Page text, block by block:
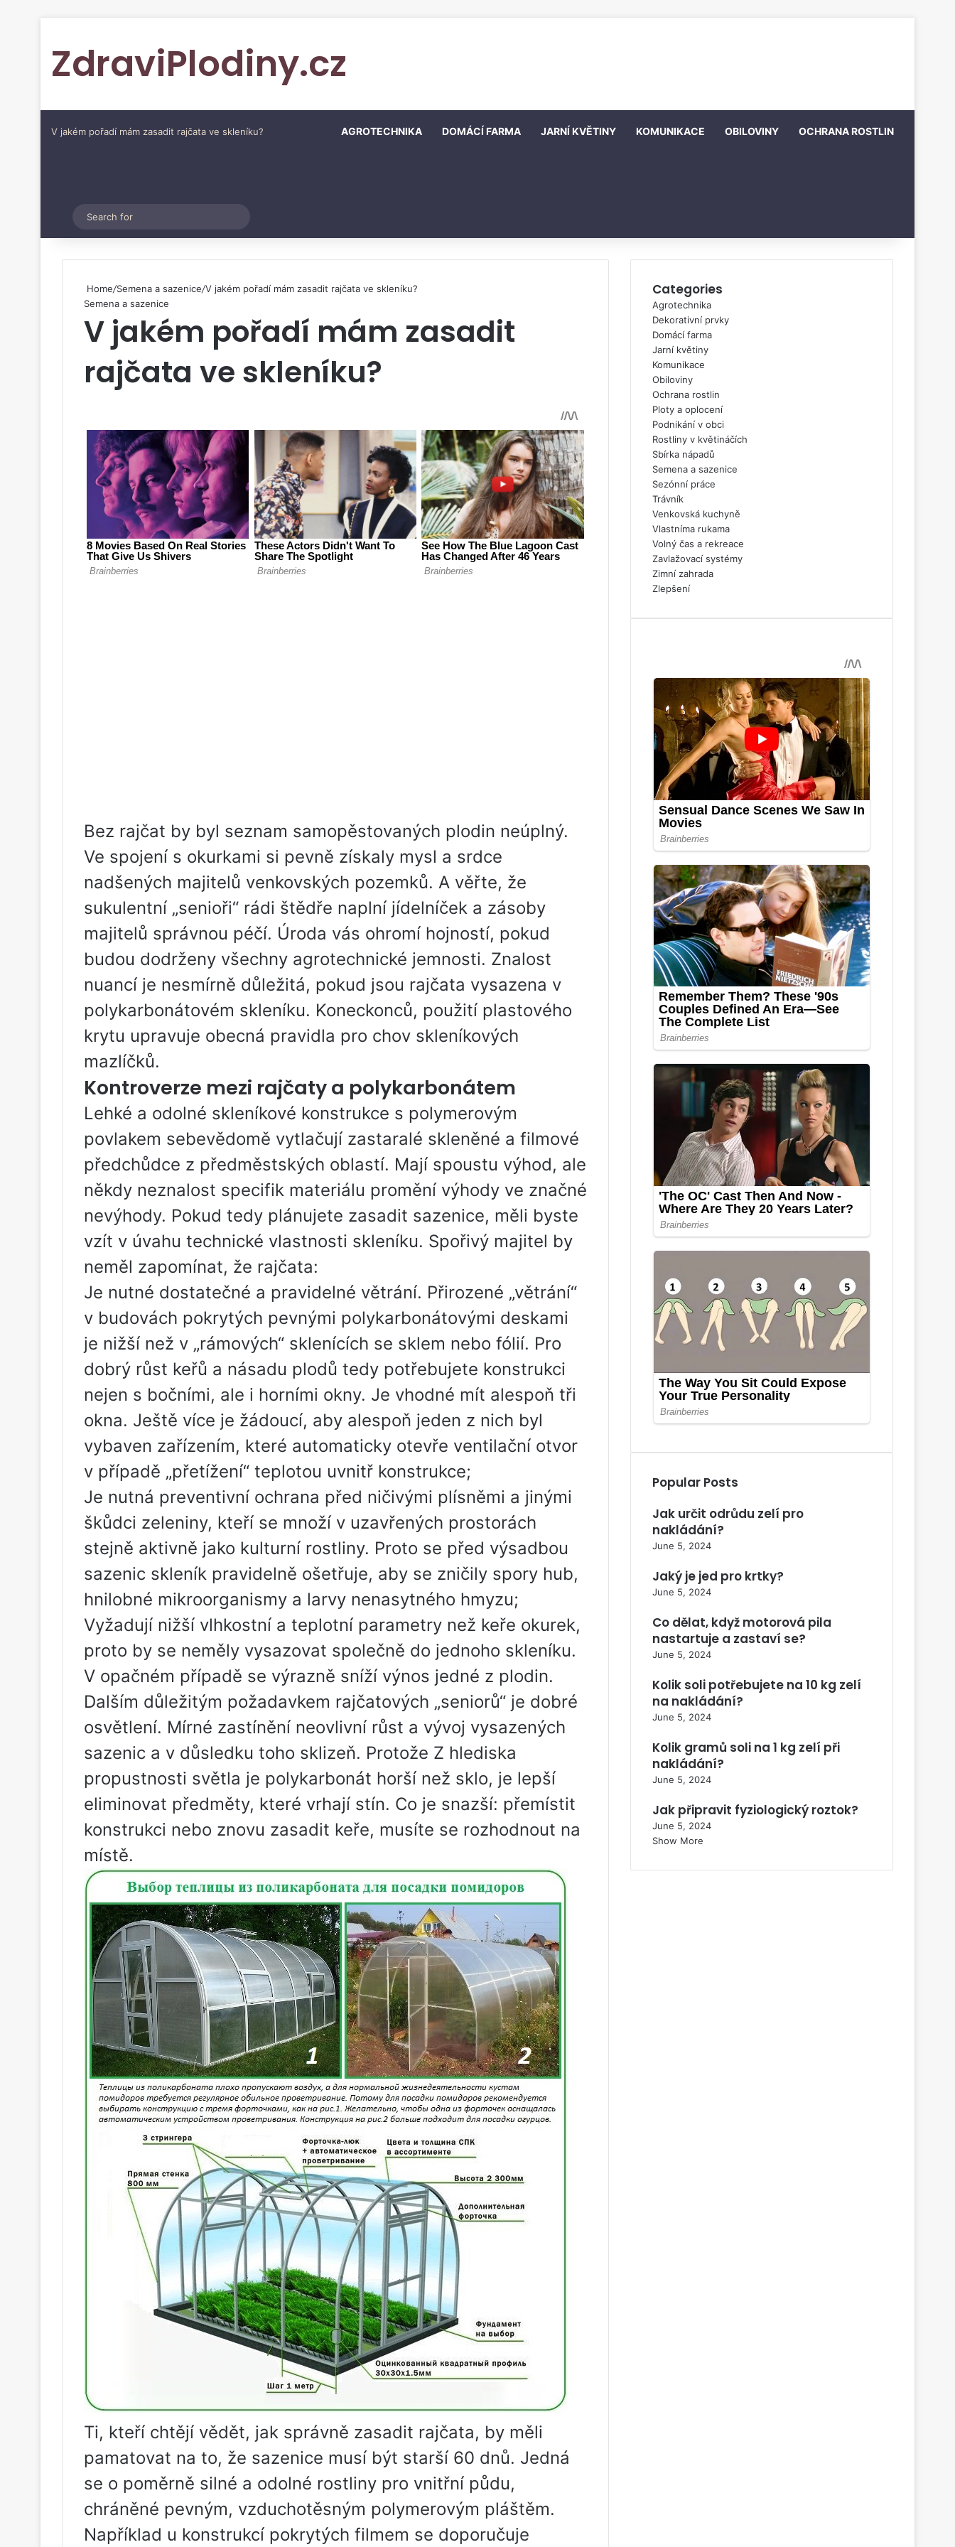
ZdraviPlodiny.cz
V jakém pořadí mám zasadit rajčata ve skleníku? AGROTECHNIKA DOMÁCÍ FARMA JARNÍ KVĚTINY KOMUNIKACE OBILOVINY OCHRANA ROSTLIN
Switch skin
for
Home/Semena a sazenice/V jakém pořadí mám zasadit rajčata ve skleníku?
Semena a sazenice
V jakém pořadí mám zasadit
rajčata ve skleníku?
Bez rajčat by byl seznam samopěstovaných plodin neúplný.
Ve spojení s okurkami si pevně získaly mysl a srdce
nadšených majitelů venkovských pozemků. A věřte, že
sukulentní „senioři“ rádi štědře naplní jídelníček a zásoby
majitelů správnou péčí. Úroda vás ohromí hojností, pokud
budou dodrženy všechny agrotechnické jemnosti. Znalost
nuancí je nesmírně důležitá, pokud jsou rajčata vysazena v
polykarbonátovém skleníku. Koneckonců, použití plastového
krytu upravuje obecná pravidla pro chov skleníkových
mazlíčků.
Kontroverze mezi rajčaty a polykarbonátem
Lehké a odolné skleníkové konstrukce s polymerovým
povlakem sebevědomě vytlačují zastaralé skleněné a filmové
předchůdce z předměstských oblastí. Mají spoustu výhod, ale
někdy neznalost specifik materiálu promění výhody ve značné
nevýhody. Pokud tedy plánujete zasadit sazenice, měli byste
vzít v úvahu technické vlastnosti skleníku. Spořivý majitel by
neměl zapomínat, že rajčata:
Je nutné dostatečné a pravidelné větrání. Přirozené „větrání“
v budovách pokrytých pevnými polykarbonátovými deskami
je nižší než v „rámových“ sklenících se sklem nebo fólií. Pro
dobrý růst keřů a násadu plodů tedy potřebujete konstrukci
nejen s bočními, ale i horními okny. Je vhodné mít alespoň tři
okna. Ještě více je žádoucí, aby alespoň jeden z nich byl
vybaven zařízením, které automaticky otevře ventilační otvor
v případě „přetížení“ teplotou uvnitř konstrukce;
Je nutná preventivní ochrana před ničivými plísněmi a jinými
škůdci zeleniny, kteří se množí v uzavřených prostorách
stejně aktivně jako kulturní rostliny. Proto se před výsadbou
sazenic skleník pravidelně ošetřuje, aby se zničily spory hub,
hnilobné mikroorganismy a larvy nenasytného hmyzu;
Vyžadují nižší vlhkostní a teplotní parametry než keře okurek,
proto by se neměly vysazovat společně do jednoho skleníku.
V opačném případě se výrazně sníží výnos jedné z plodin.
Dalším důležitým požadavkem rajčatových „seniorů“ je dobré
osvětlení. Mírné zastínění neovlivní růst a vývoj vysazených
sazenic a v důsledku toho sklizeň. Protože Z hlediska
propustnosti světla je polykarbonát horší než sklo, je lepší
eliminovat předměty, které vrhají stín. Co je snazší: přemístit
konstrukci nebo znovu zasadit keře, musíte se rozhodnout na
místě.
Ti, kteří chtějí vědět, jak správně zasadit rajčata, by měli
pamatovat na to, že sazenice musí být starší 60 dnů. Jedná
se o poměrně silné a odolné rostliny pro vnitřní půdu,
chráněné pevným, vzduchotěsným polymerovým pláštěm.
Například u konstrukcí pokrytých filmem se doporučuje
Categories
Agrotechnika
Dekorativní prvky
Domácí farma
Jarní květiny
Komunikace
Obiloviny
Ochrana rostlin
Ploty a oplocení
Podnikání v obci
Rostliny v květináčích
Sbírka nápadů
Semena a sazenice
Sezónní práce
Trávník
Venkovská kuchyně
Vlastníma rukama
Volný čas a rekreace
Zavlažovací systémy
Zimní zahrada
Zlepšení
Popular Posts
Jak určit odrůdu zelí pro
nakládání?
June 5, 2024
Jaký je jed pro krtky?
June 5, 2024
Co dělat, když motorová pila
nastartuje a zastaví se?
June 5, 2024
Kolik soli potřebujete na 10 kg zelí
na nakládání?
June 5, 2024
Kolik gramů soli na 1 kg zelí při
nakládání?
June 5, 2024
Jak připravit fyziologický roztok?
June 5, 2024
Show More